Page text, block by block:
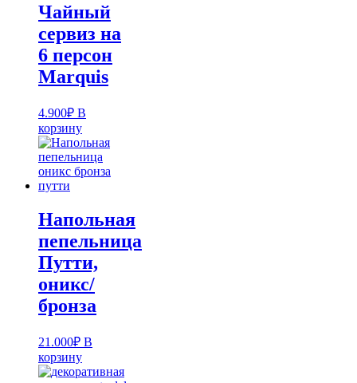
Чайный
сервиз на
6 персон
Marquis
4.900₽ В
корзину
Напольная
пепельница
Путти,
оникс/
бронза
21.000₽ В
корзину